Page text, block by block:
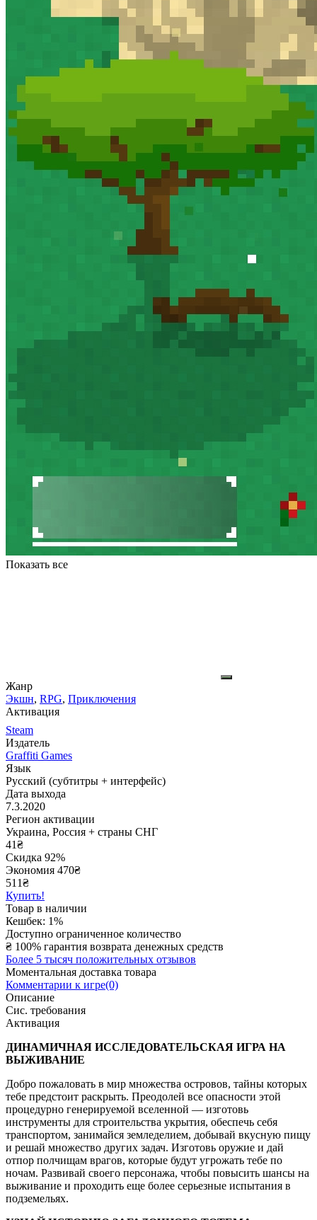
Показать все
Жанр
Экшн, RPG, Приключения
Активация
Steam
Издатель
Graffiti Games
Язык
Русский (субтитры + интерфейс)
Дата выхода
7.3.2020
Регион активации
Украина, Россия + страны СНГ
41₴
Скидка 92%
Экономия 470₴
511₴
Купить!
Товар в наличии
Кешбек: 1%
Доступно ограниченное количество
₴ 100% гарантия возврата денежных средств
Более 5 тысяч положительных отзывов
Моментальная доставка товара
Комментарии к игре(0)
Описание
Сис. требования
Активация
ДИНАМИЧНАЯ ИССЛЕДОВАТЕЛЬСКАЯ ИГРА НА
ВЫЖИВАНИЕ
Добро пожаловать в мир множества островов, тайны которых
тебе предстоит раскрыть. Преодолей все опасности этой
процедурно генерируемой вселенной — изготовь
инструменты для строительства укрытия, обеспечь себя
транспортом, занимайся земледелием, добывай вкусную пищу
и решай множество других задач. Изготовь оружие и дай
отпор полчищам врагов, которые будут угрожать тебе по
ночам. Развивай своего персонажа, чтобы повысить шансы на
выживание и проходить еще более серьезные испытания в
подземельях.